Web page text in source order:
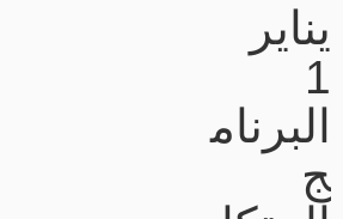
يناير
1
البرنام
ج